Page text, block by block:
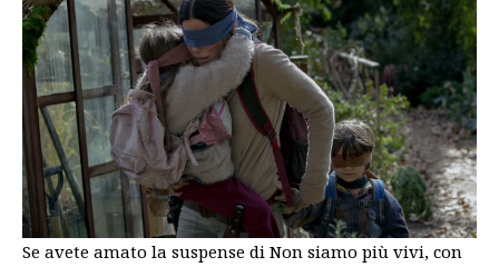
Se avete amato la suspense di Non siamo più vivi, con